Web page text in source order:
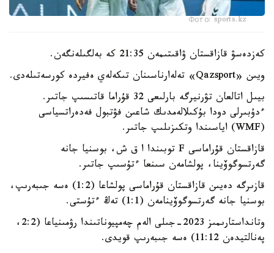
Фото: sports.kz
كەزدەسۋ قازاقستان ۋاقىتىمەن 21:35 كە بەلگىلەنگەن.
ويىن «Qazsport» تەلەارناسىنان تىكەلەي ەفيردە كورسەتىلەدى.
بيىل اتالعان تۋرنيرگە بارلىعى 32 قۇراما قاتىسىپ جاتىر.
ءدۇبىرلى دودا بۇكىلالەمدىك شاعىن فۋتبول فەدەراتسياسى
(WMF) اياسىندا وتكىزىلىپ جاتىر.
قازاقستان قۇراماسى F توبىندا ا ق ش، بوسنيا جانە
گەرتسوگوۆينا، پولشامەن سىنعا ءتۇسىپ جاتىر.
قازىرگە دەيىن قازاقستان قۇراماسى پولشاعا (1:2) ەسە جىبەرىپ،
بوسنيا جانە گەرتسوگوۆينامەن (1:1) تەڭ ءتۇستى.
وتانداستارىمىز 2023-جىلى الەم چەمپيوناتىندا رۋمىنياعا (2:2،
پەنالتيدەن 11:12) ەسە جىبەرىپ قويدى.